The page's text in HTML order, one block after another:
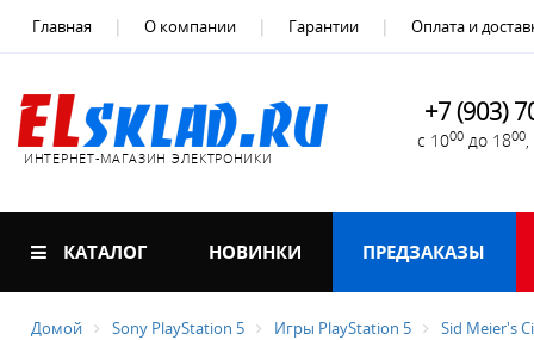
Главная О компании Гарантии Оплата и
ИНТЕРНЕТ-МАГАЗИН ЭЛЕКТРОНИКИ
+7 (903)
с 1000 до 1800
КАТАЛОГ НОВИНКИ ПРЕДЗАКАЗЫ
Домой Sony PlayStation 5 Игры PlayStation 5 Sid Meier's